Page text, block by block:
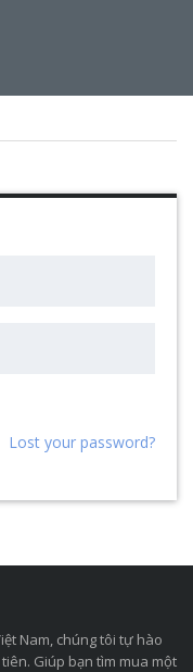
Lost your password?
Nam, chúng tôi tự hào
Giúp bạn tìm mua một